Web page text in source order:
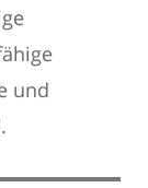
und